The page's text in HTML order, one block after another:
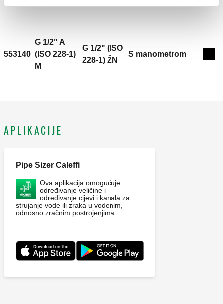
M. IZLAZNI priključak: G 1/2" (ISO 228-1) ŽN.
e499187d86af
553140
G 1/2" A
(ISO 228-1)
M
G 1/2" (ISO
228-1) ŽN
S manometrom
APLIKACIJE
Pipe Sizer Caleffi
Ova aplikacija omogućuje
određivanje veličine i
određivanje cijevi i kanala za
strujanje vode ili zraka u vodenim,
odnosno zračnim postrojenjima.